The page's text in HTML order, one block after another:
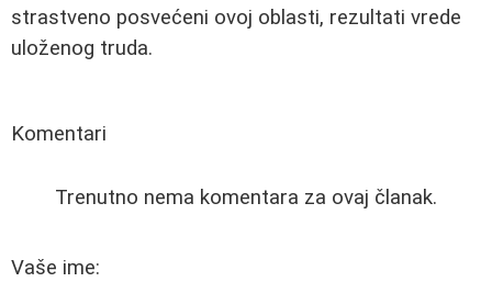
strastveno posvećeni ovoj oblasti, rezultati vrede
uloženog truda.
Komentari
Trenutno nema komentara za ovaj članak.
Vaše ime: